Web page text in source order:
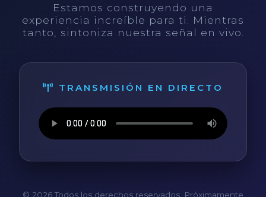
Estamos construyendo una
experiencia increíble para ti. Mientras
tanto, sintoniza nuestra señal en vivo.
TRANSMISIÓN EN DIRECTO
© 2026 Todos los derechos reservados. Próximamente